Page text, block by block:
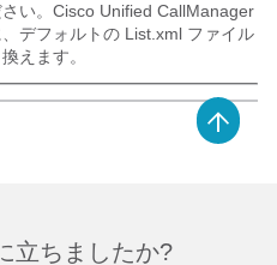
い。Cisco Unified CallManager
デフォルトの List.xml ファイル
えます。
立ちましたか?